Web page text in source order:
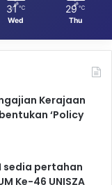
31 ℃
Wed
29 ℃
Thu
Kerajaan
‘Policy
sedia pertahan
Ke-46 UNISZA